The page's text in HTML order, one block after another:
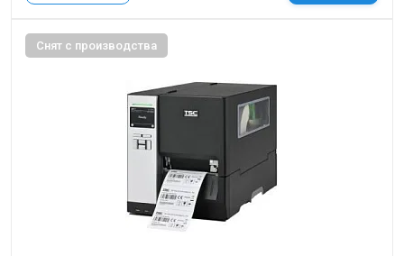
Снят с производства